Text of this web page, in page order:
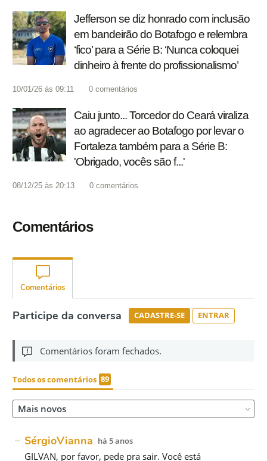
Jefferson se diz honrado com inclusão
em bandeirão do Botafogo e relembra
‘fico’ para a Série B: ‘Nunca coloquei
dinheiro à frente do profissionalismo’
10/01/26 às 09:11 0 comentários
Caiu junto... Torcedor do Ceará viraliza
ao agradecer ao Botafogo por levar o
Fortaleza também para a Série B:
'Obrigado, vocês são f...'
08/12/25 às 20:13 0 comentários
Comentários